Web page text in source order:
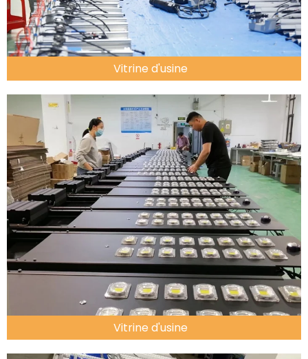
Vitrine d'usine
Vitrine d'usine